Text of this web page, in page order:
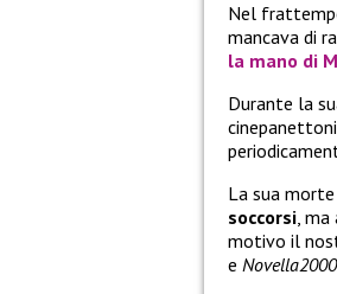
Nel
mancava di
la mano di
Durante la
La sua
soccorsi, ma
motivo il
e